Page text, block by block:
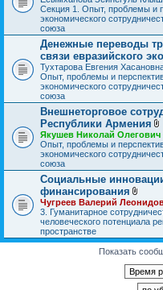
л
о
ж
е
н
и
я
Секция 1. Опыт, проблемы и
экономического
союза
Денежные переводы
связи евразийского
Тухтарова Евгения
Опыт, проблемы и
экономического
союза
Внешнеторговое
Республики Армения
л
я
Якушев Николай Олегович
Опыт, проблемы и
экономического
союза
Социальные
финансирования
В
л
о
е
н
и
я
Чугреев Валерий
3. Гуманитарное
человеческого потенциала
пространстве
Показать